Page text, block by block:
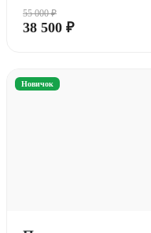
55 000 ₽
38 500 ₽
Новичок